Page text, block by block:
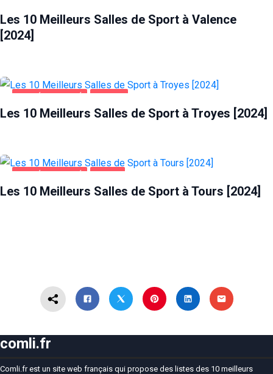
Les 10 Meilleurs Salles de Sport à Valence
[2024]
SANTÉ ET BEAUTÉ TROYES
Les 10 Meilleurs Salles de Sport à Troyes [2024]
SANTÉ ET BEAUTÉ TOURS
Les 10 Meilleurs Salles de Sport à Tours [2024]
comli.fr
Comli.fr est un site web français qui propose des listes des 10 meilleurs